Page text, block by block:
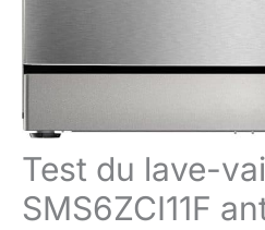
Test du lave-
SMS6ZCI11F